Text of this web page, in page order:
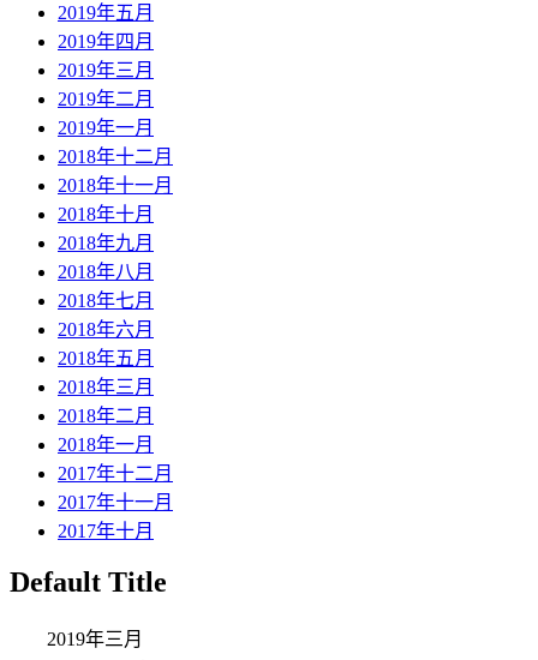
2019年五月
2019年四月
2019年三月
2019年二月
2019年一月
2018年十二月
2018年十一月
2018年十月
2018年九月
2018年八月
2018年七月
2018年六月
2018年五月
2018年三月
2018年二月
2018年一月
2017年十二月
2017年十一月
2017年十月
Default Title
2019年三月